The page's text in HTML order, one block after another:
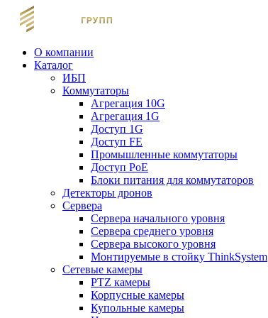
О компании
Каталог
ИБП
Коммутаторы
Агрегация 10G
Агрегация 1G
Доступ 1G
Доступ FE
Промышленные коммутаторы
Доступ PoE
Блоки питания для коммутаторов
Детекторы дронов
Сервера
Сервера начального уровня
Сервера среднего уровня
Сервера высокого уровня
Монтируемые в стойку ThinkSystem
Сетевые камеры
PTZ камеры
Корпусные камеры
Купольные камеры